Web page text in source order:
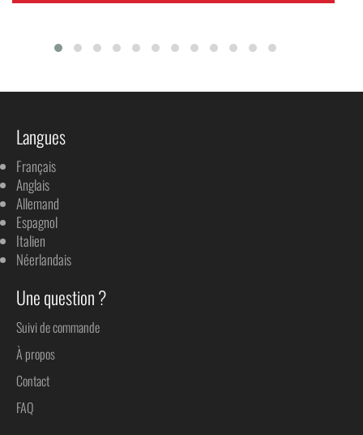
Langues
Français
Anglais
Allemand
Espagnol
Italien
Néerlandais
Une question ?
Suivi de commande
À propos
Contact
FAQ